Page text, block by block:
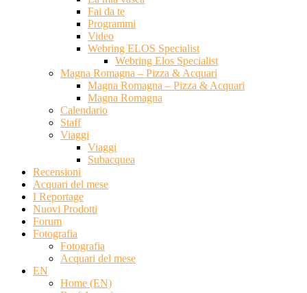
Fai da te
Programmi
Video
Webring ELOS Specialist
Webring Elos Specialist
Magna Romagna – Pizza & Acquari
Magna Romagna – Pizza & Acquari
Magna Romagna
Calendario
Staff
Viaggi
Viaggi
Subacquea
Recensioni
Acquari del mese
I Reportage
Nuovi Prodotti
Forum
Fotografia
Fotografia
Acquari del mese
EN
Home (EN)